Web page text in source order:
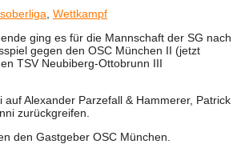
Wettkampf
ging es für die Mannschaft der SG nach
gegen den OSC München II (jetzt
TSV Neubiberg-Ottobrunn III
auf Alexander Parzefall & Hammerer, Patrick
zurückgreifen.
den Gastgeber OSC München.